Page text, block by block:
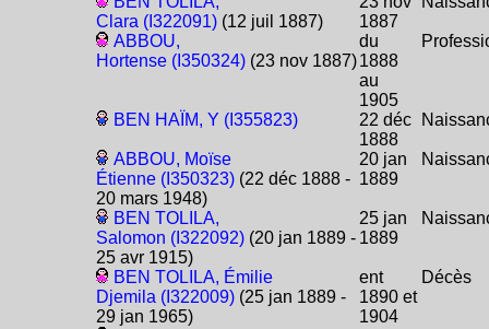
Clara (I322091) (12 juil 1887)
1887
ABBOU,
Hortense (I350324) (23 nov 1887)
du
1888
au
1905
BEN HAÏM, Y (I355823)
22 déc
1888
ABBOU, Moïse
Étienne (I350323) (22 déc 1888 -
20 mars 1948)
20 jan
1889
BEN TOLILA,
Salomon (I322092) (20 jan 1889 -
25 avr 1915)
25 jan
1889
BEN TOLILA, Émilie
Djemila (I322009) (25 jan 1889 -
29 jan 1965)
ent
1890 et
1904
Décès